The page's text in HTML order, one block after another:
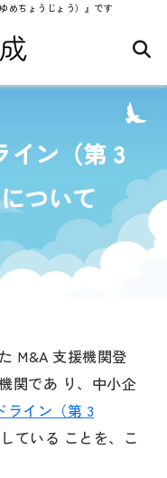
めちょうじょう）』です
イン（第 3
ついて
M&A 支援機関登
関であ り、中小企
ライン（第 3
ている ことを、こ